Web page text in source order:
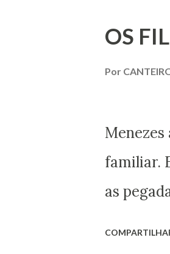
OS
Por
As
familiar.
as